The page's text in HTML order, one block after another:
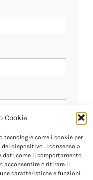
Cookie
tecnologie come i cookie per
dispositivo. Il consenso a
dati come il comportamento
acconsentire o ritirare il
caratteristiche e funzioni.